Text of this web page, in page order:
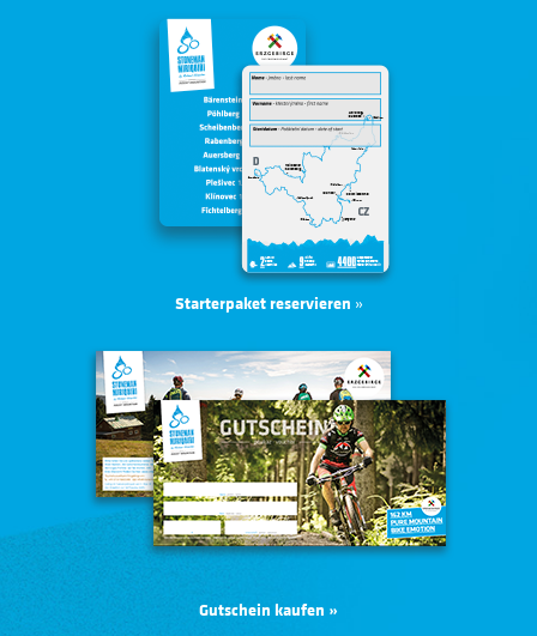
Starterpaket reservieren »
Gutschein kaufen »